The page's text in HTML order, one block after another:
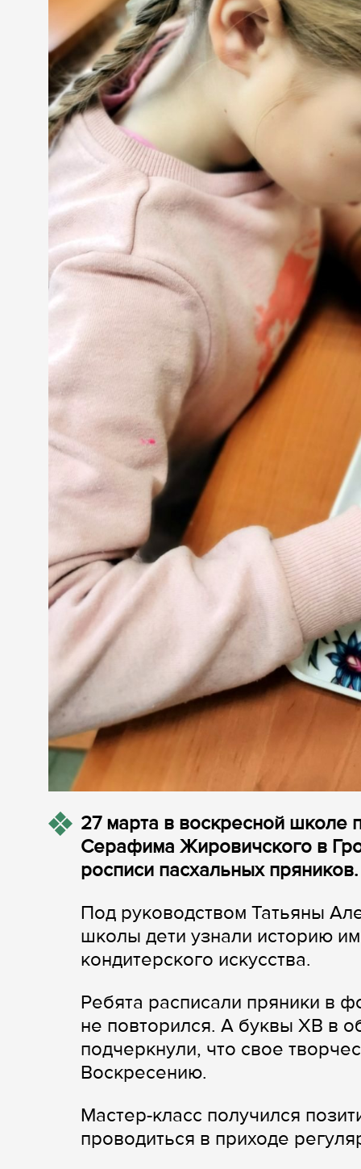
27 марта в воскресной школе
Серафима Жировичского в
росписи пасхальных пряников.
Под руководством Татьяны
школы дети узнали историю
кондитерского искусства.
Ребята расписали пряники в
не повторился. А буквы ХВ в
подчеркнули, что свое
Воскресению.
Мастер-класс получился
проводиться в приходе